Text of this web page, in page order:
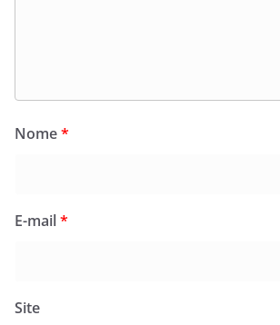
Nome*
E-mail*
Site